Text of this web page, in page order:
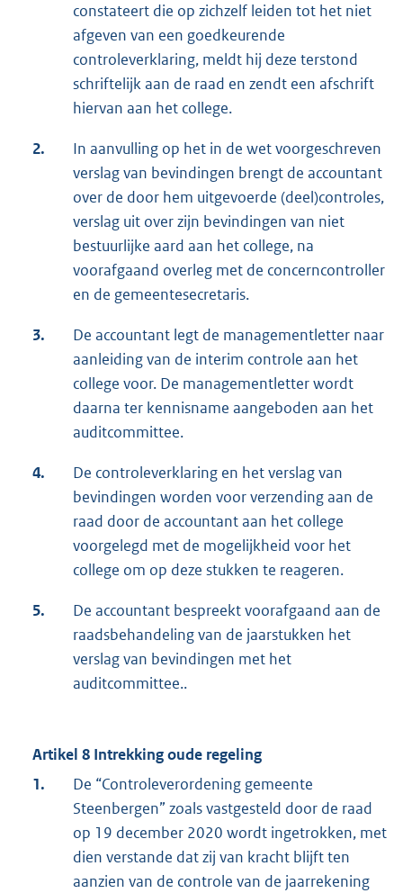
constateert die op zichzelf leiden tot het niet
afgeven van een goedkeurende
controleverklaring, meldt hij deze terstond
schriftelijk aan de raad en zendt een afschrift
hiervan aan het college.
2.
In aanvulling op het in de wet voorgeschreven
verslag van bevindingen brengt de accountant
over de door hem uitgevoerde (deel)controles,
verslag uit over zijn bevindingen van niet
bestuurlijke aard aan het college, na
voorafgaand overleg met de concerncontroller
en de gemeentesecretaris.
3.
De accountant legt de managementletter naar
aanleiding van de interim controle aan het
college voor. De managementletter wordt
daarna ter kennisname aangeboden aan het
auditcommittee.
4.
De controleverklaring en het verslag van
bevindingen worden voor verzending aan de
raad door de accountant aan het college
voorgelegd met de mogelijkheid voor het
college om op deze stukken te reageren.
5.
De accountant bespreekt voorafgaand aan de
raadsbehandeling van de jaarstukken het
verslag van bevindingen met het
auditcommittee..
Artikel 8 Intrekking oude regeling
1.
De “Controleverordening gemeente
Steenbergen” zoals vastgesteld door de raad
op 19 december 2020 wordt ingetrokken, met
dien verstande dat zij van kracht blijft ten
aanzien van de controle van de jaarrekening